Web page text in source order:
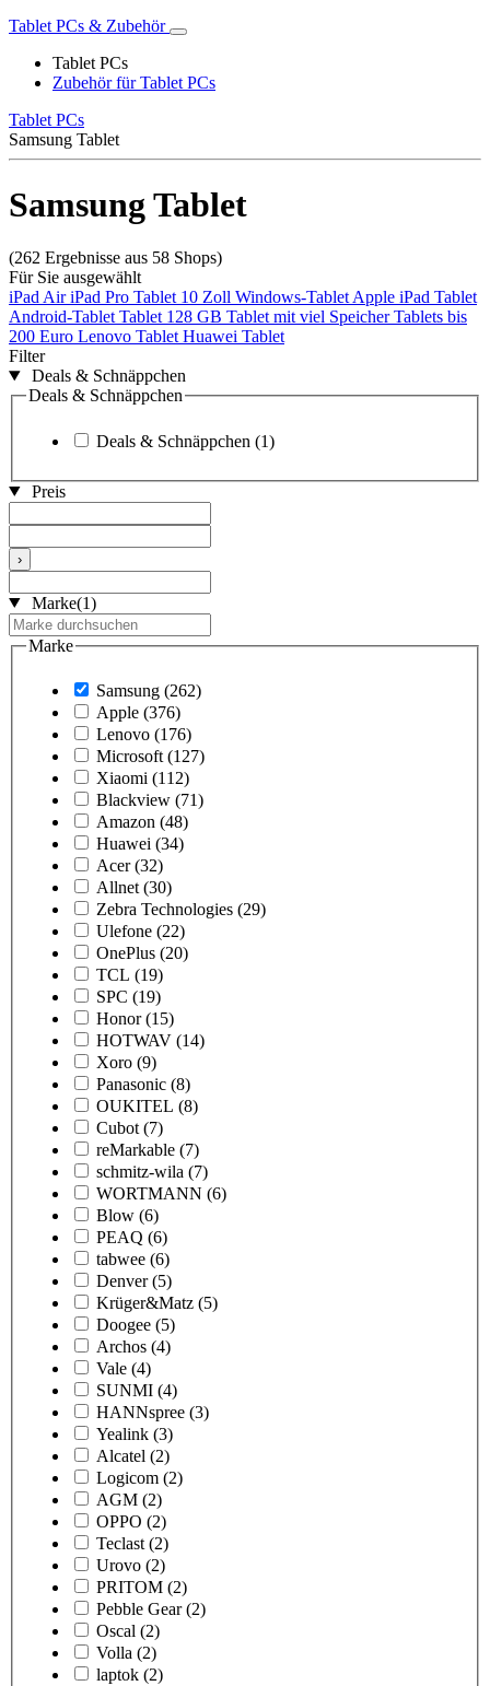
Tablet PCs & Zubehör
Tablet PCs
Zubehör für Tablet PCs
Tablet PCs
Samsung Tablet
Samsung Tablet
(262 Ergebnisse aus 58 Shops)
Für Sie ausgewählt
iPad AiriPad Pro Tablet 10 Zoll Windows-Tablet Apple iPad Tablet
Android-Tablet Tablet 128 GB Tablet mit viel SpeicherTablets bis
200 Euro Lenovo Tablet Huawei Tablet
Filter
Deals & Schnäppchen
Deals & Schnäppchen
Deals & Schnäppchen (1)
Preis
›
Marke(1)
Marke
Samsung (262)
Apple (376)
Lenovo (176)
Microsoft (127)
Xiaomi (112)
Blackview (71)
Amazon (48)
Huawei (34)
Acer (32)
Allnet (30)
Zebra Technologies (29)
Ulefone (22)
OnePlus (20)
TCL (19)
SPC (19)
Honor (15)
HOTWAV (14)
Xoro (9)
Panasonic (8)
OUKITEL (8)
Cubot (7)
reMarkable (7)
schmitz-wila (7)
WORTMANN (6)
Blow (6)
PEAQ (6)
tabwee (6)
Denver (5)
Krüger&Matz (5)
Doogee (5)
Archos (4)
Vale (4)
SUNMI (4)
HANNspree (3)
Yealink (3)
Alcatel (2)
Logicom (2)
AGM (2)
OPPO (2)
Teclast (2)
Urovo (2)
PRITOM (2)
Pebble Gear (2)
Oscal (2)
Volla (2)
laptok (2)